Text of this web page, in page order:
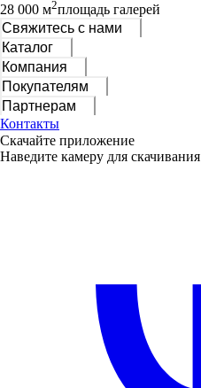
28 000 м2площадь галерей
Свяжитесь с нами
Каталог
Компания
Покупателям
Партнерам
Контакты
Скачайте приложение
Наведите камеру для скачивания